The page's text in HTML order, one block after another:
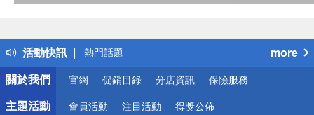
活動快訊
偏遠地區配送
得獎公告
熱門話題
銀行優惠
偏遠地區配送
詐騙網頁！請小心！
more
關於我們
官網 促銷目錄 分店資訊 保險服務
主題活動 會員活動 注目活動 得獎公佈